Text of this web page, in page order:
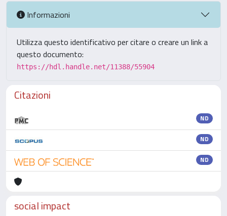
Informazioni
Utilizza questo identificativo per citare o creare un link a
questo documento:
https://hdl.handle.net/11388/55904
Citazioni
ND
ND
ND
social impact